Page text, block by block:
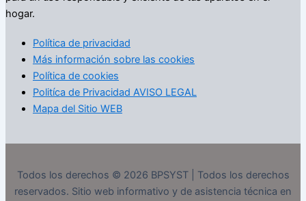
hogar.
Política de privacidad
Más información sobre las cookies
Política de cookies
Politíca de Privacidad AVISO LEGAL
Mapa del Sitio WEB
Todos los derechos © 2026 BPSYST | Todos los derechos
reservados. Sitio web informativo y de asistencia técnica en